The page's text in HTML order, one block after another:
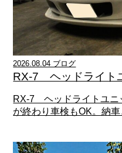
2026.08.04 ブログ
RX-7 ヘッドライト
RX-7 ヘッドライトユニ
が終わり車検もOK。納車